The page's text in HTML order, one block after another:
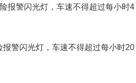
报警闪光灯，车速不得超过每小时4
警闪光灯，车速不得超过每小时20